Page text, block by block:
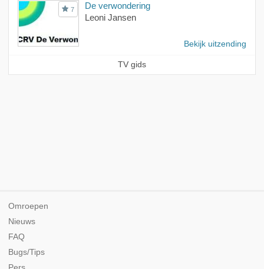
7
De verwondering
Leoni Jansen
Bekijk uitzending
TV gids
Omroepen
Nieuws
FAQ
Bugs/Tips